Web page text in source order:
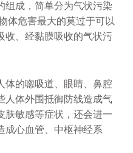
组成，简单分为气状污染
体危害最大的莫过于可以
收、经黏膜吸收的气状污
体的唿吸道、眼睛、鼻腔
人体外围抵御防线造成气
肤敏感等症状，还会进一
成心血管、中枢神经系